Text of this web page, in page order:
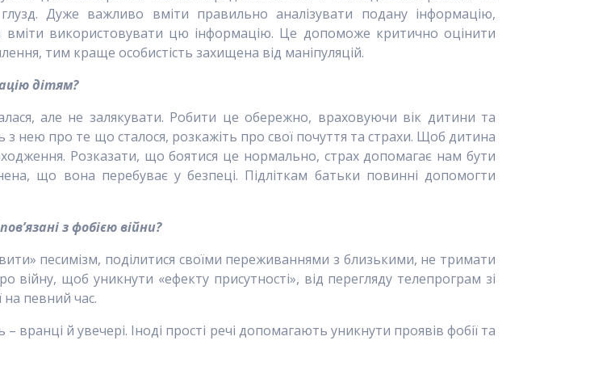
Дуже важливо вміти правильно аналізувати подану інформацію,
вміти використовувати цю інформацію. Це допоможе критично оцінити
тим краще особистість захищена від маніпуляцій.
дітям?
але не залякувати. Робити це обережно, враховуючи вік дитини та
з нею про те що сталося, розкажіть про свої почуття та страхи. Щоб дитина
Розказати, що боятися це нормально, страх допомагає нам бути
що вона перебуває у безпеці. Підліткам батьки повинні допомогти
з фобією війни?
песимізм, поділитися своїми переживаннями з близькими, не тримати
війну, щоб уникнути «ефекту присутності», від перегляду телепрограм зі
певний час.
й увечері. Іноді прості речі допомагають уникнути проявів фобії та